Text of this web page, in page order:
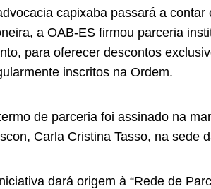
capixaba passará a
a OAB-ES firmou parceria
para oferecer descontos
inscritos na Ordem.
de parceria foi assinado na
Carla Cristina Tasso, na sede
dará origem à “Rede de